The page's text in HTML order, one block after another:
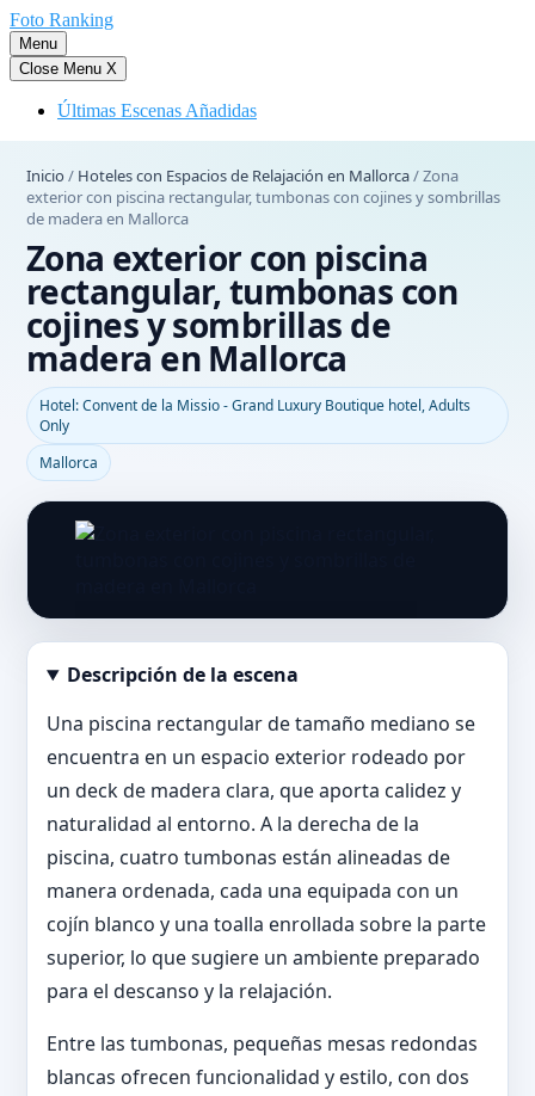
Saltar
al
contenido
Foto Ranking
Menu
Close Menu X
Últimas Escenas Añadidas
Inicio / Hoteles con Espacios de Relajación en Mallorca/Zona
exterior con piscina rectangular, tumbonas con cojines y sombrillas
de madera en Mallorca
Zona exterior con piscina
rectangular, tumbonas con
cojines y sombrillas de
madera en Mallorca
Hotel: Convent de la Missio - Grand Luxury Boutique hotel, Adults
Only
Mallorca
Abrir imagen en tamaño completo
Descripción de la escena
Una piscina rectangular de tamaño mediano se
encuentra en un espacio exterior rodeado por
un deck de madera clara, que aporta calidez y
naturalidad al entorno. A la derecha de la
piscina, cuatro tumbonas están alineadas de
manera ordenada, cada una equipada con un
cojín blanco y una toalla enrollada sobre la parte
superior, lo que sugiere un ambiente preparado
para el descanso y la relajación.
Entre las tumbonas, pequeñas mesas redondas
blancas ofrecen funcionalidad y estilo, con dos